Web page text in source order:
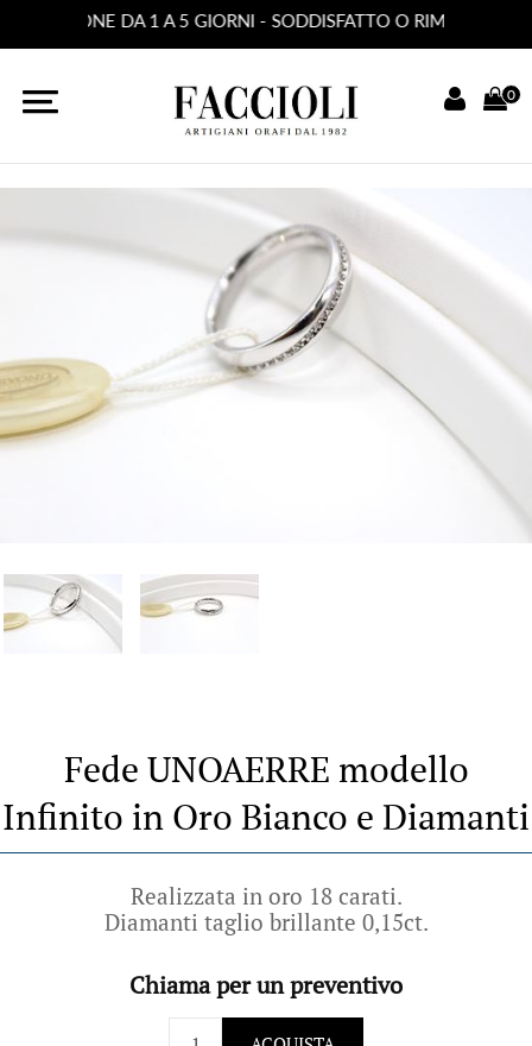
DA 1 A 5 GIORNI - SODDISFATTO O RIMBORSATO
0
Fede UNOAERRE modello
Infinito in Oro Bianco e Diamanti
Realizzata in oro 18 carati.
Diamanti taglio brillante 0,15ct.
Chiama per un preventivo